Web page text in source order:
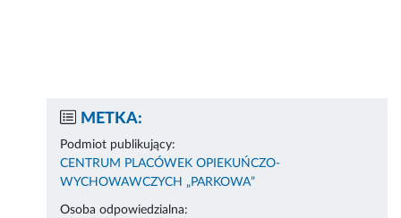
METKA:
Podmiot publikujący:
CENTRUM PLACÓWEK OPIEKUŃCZO-
WYCHOWAWCZYCH „PARKOWA”
Osoba odpowiedzialna: